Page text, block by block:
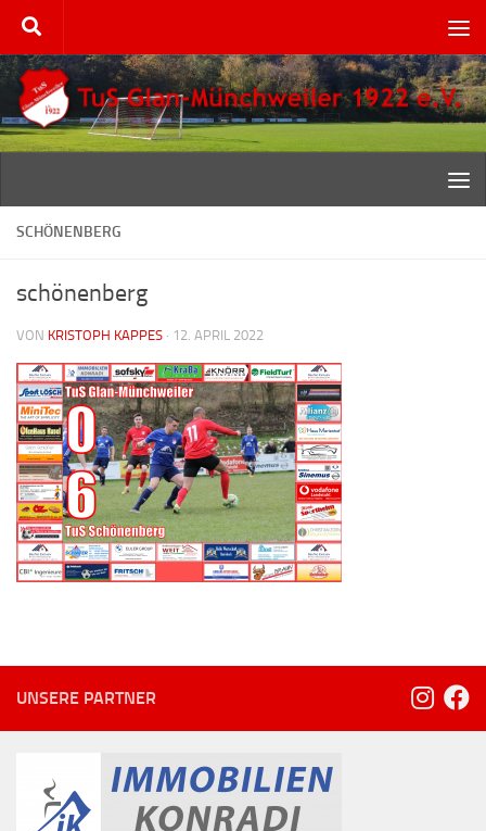
Zum Inhalt springen
SCHÖNENBERG
schönenberg
VON KRISTOPH KAPPES · 12. APRIL 2022
UNSERE PARTNER